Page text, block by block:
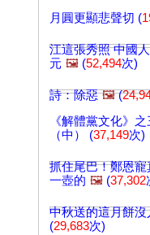
月圓更顯悲聲切 (
江這張秀照 中國
元 🖼️ (52,494次)
詩：除惡 🖼️(
《解體黨文化》
（中） (37,149次)
抓住尾巴！鄭恩
一壺的 🖼️ (37,302
中秋送的這月餅沒
(29,683次)